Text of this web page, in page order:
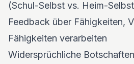
(Schul-Selbst vs. Heim-
Feedback über Fähigkeiten,
Fähigkeiten verarbeiten
Widersprüchliche